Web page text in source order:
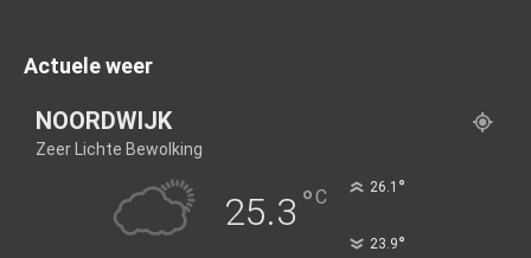
Actuele weer
NOORDWIJK
Zeer Lichte Bewolking
25.3 °C 26.1 °
23.9°